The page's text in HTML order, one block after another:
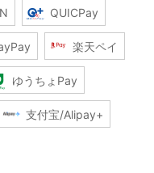
QUICPay
楽天ペイ
ゆうちょPay
支付宝/Alipay+